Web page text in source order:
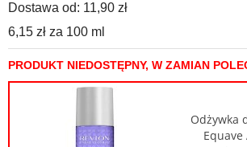
Dostawa od: 11,90 zł
6,15 zł za 100 ml
PRODUKT NIEDOSTĘPNY, W ZAMIAN
Odżywka